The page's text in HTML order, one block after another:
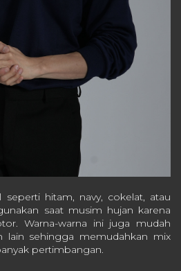
seperti hitam, navy, cokelat, atau
saat musim hujan karena
Warna-warna ini juga mudah
lain sehingga memudahkan mix
pertimbangan.